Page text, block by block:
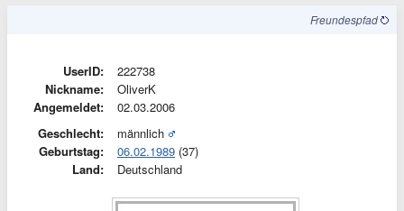
Freundespfad
UserID:
222738
Nickname:
OliverK
Angemeldet:
02.03.2006
Geschlecht:
männlich
Geburtstag:
06.02.1989 (37)
Land:
Deutschland